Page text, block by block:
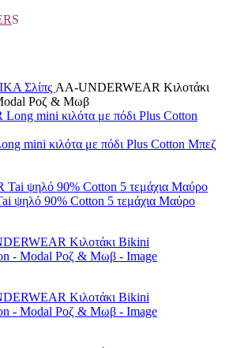
S
Σλίπς AA-UNDERWEAR Κιλοτάκι
Ροζ & Μωβ
mini κιλότα με πόδι Plus Cotton Μπεζ
ψηλό 90% Cotton 5 τεμάχια Μαύρο